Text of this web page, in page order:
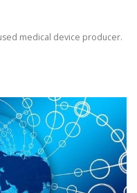
medical device producer.